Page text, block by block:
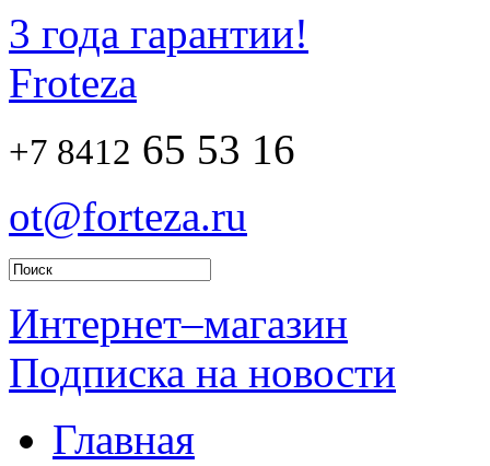
3 года гарантии!
Froteza
+7 8412 65 53 16
ot@forteza.ru
Интернет–магазин
Подписка на новости
Главная